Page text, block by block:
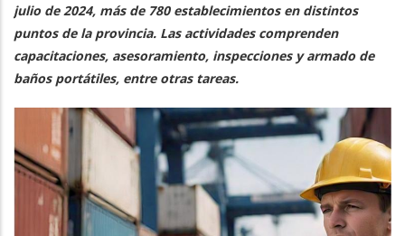
julio de 2024, más de 780 establecimientos en distintos
puntos de la provincia. Las actividades comprenden
capacitaciones, asesoramiento, inspecciones y armado de
baños portátiles, entre otras tareas.